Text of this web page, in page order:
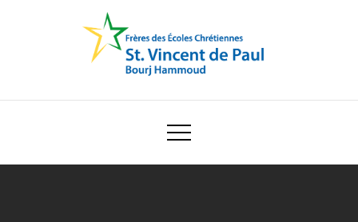
Ecole Saint Vincent de Paul